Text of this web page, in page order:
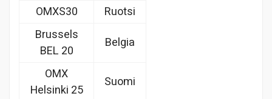
OMXS30
Ruotsi
Brussels
BEL 20
Belgia
OMX
Helsinki 25
Suomi